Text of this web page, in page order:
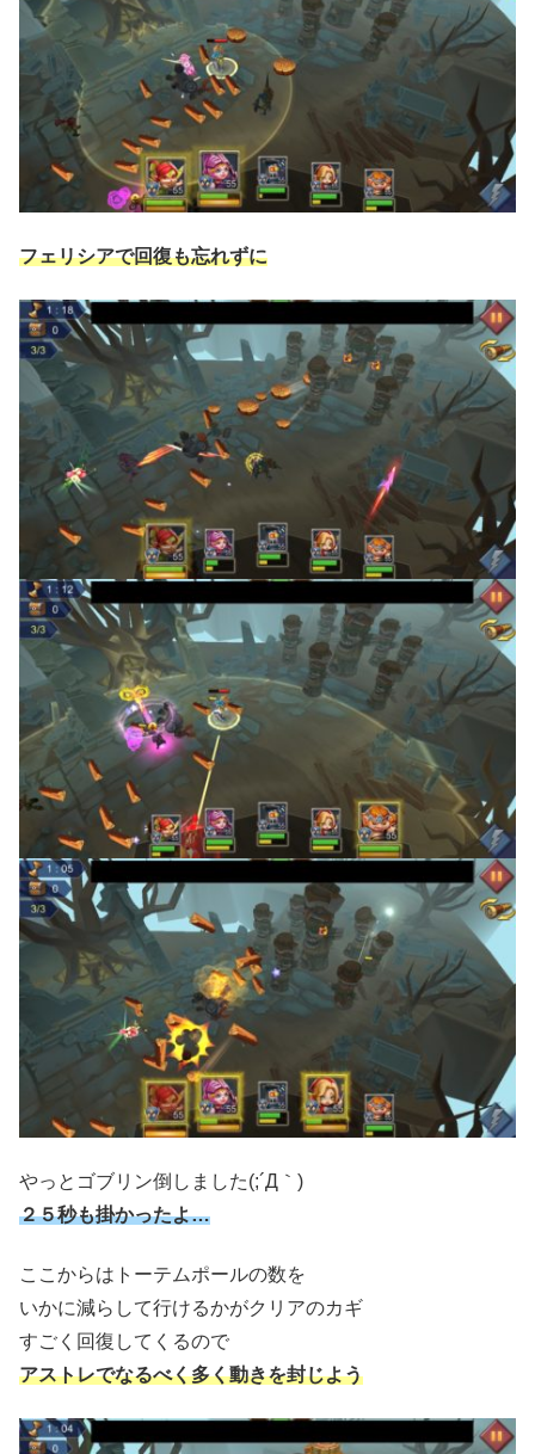
フェリシアで回復も忘れずに
やっとゴブリン倒しました(;´Д｀)
２５秒も掛かったよ…
ここからはトーテムポールの数を
いかに減らして行けるかがクリアのカギ
すごく回復してくるので
アストレでなるべく多く動きを封じよう